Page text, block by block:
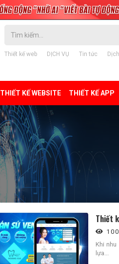
Thiết kế web DỊCH VỤ Tin tức
THIẾT KẾ WEBSITE THIẾT KẾ APP
Thiết
Khi
lựa...